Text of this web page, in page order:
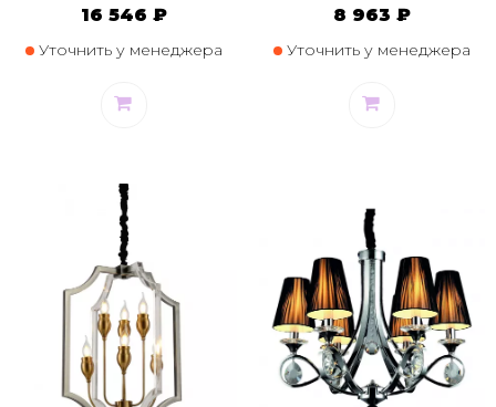
16 546 ₽
Уточнить у менеджера
8 963 ₽
Уточнить у менеджера